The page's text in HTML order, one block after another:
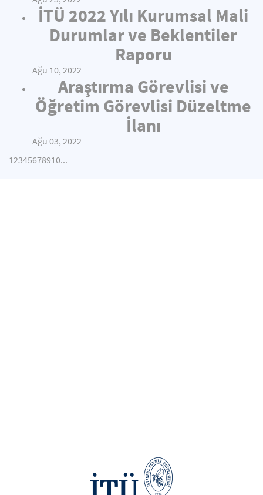
İTÜ 2022 Yılı Kurumsal Mali
Durumlar ve Beklentiler
Raporu
Ağu 10, 2022
Araştırma Görevlisi ve
Öğretim Görevlisi Düzeltme
İlanı
Ağu 03, 2022
12345678910...